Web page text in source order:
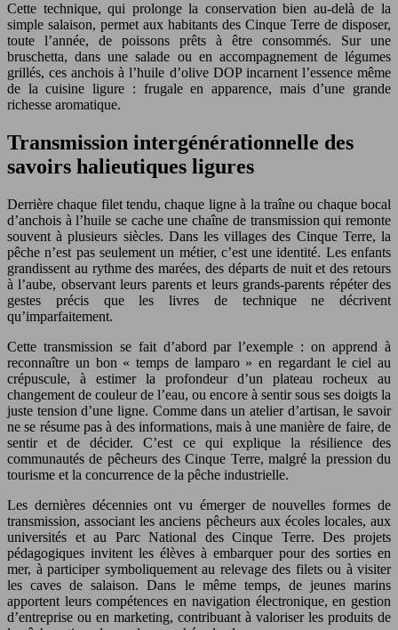
Cette technique, qui prolonge la conservation bien au-delà de la
simple salaison, permet aux habitants des Cinque Terre de disposer,
toute l’année, de poissons prêts à être consommés. Sur une
bruschetta, dans une salade ou en accompagnement de légumes
grillés, ces anchois à l’huile d’olive DOP incarnent l’essence même
de la cuisine ligure : frugale en apparence, mais d’une grande
richesse aromatique.
Transmission intergénérationnelle des
savoirs halieutiques ligures
Derrière chaque filet tendu, chaque ligne à la traîne ou chaque bocal
d’anchois à l’huile se cache une chaîne de transmission qui remonte
souvent à plusieurs siècles. Dans les villages des Cinque Terre, la
pêche n’est pas seulement un métier, c’est une identité. Les enfants
grandissent au rythme des marées, des départs de nuit et des retours
à l’aube, observant leurs parents et leurs grands-parents répéter des
gestes précis que les livres de technique ne décrivent
qu’imparfaitement.
Cette transmission se fait d’abord par l’exemple : on apprend à
reconnaître un bon « temps de lamparo » en regardant le ciel au
crépuscule, à estimer la profondeur d’un plateau rocheux au
changement de couleur de l’eau, ou encore à sentir sous ses doigts la
juste tension d’une ligne. Comme dans un atelier d’artisan, le savoir
ne se résume pas à des informations, mais à une manière de faire, de
sentir et de décider. C’est ce qui explique la résilience des
communautés de pêcheurs des Cinque Terre, malgré la pression du
tourisme et la concurrence de la pêche industrielle.
Les dernières décennies ont vu émerger de nouvelles formes de
transmission, associant les anciens pêcheurs aux écoles locales, aux
universités et au Parc National des Cinque Terre. Des projets
pédagogiques invitent les élèves à embarquer pour des sorties en
mer, à participer symboliquement au relevage des filets ou à visiter
les caves de salaison. Dans le même temps, de jeunes marins
apportent leurs compétences en navigation électronique, en gestion
d’entreprise ou en marketing, contribuant à valoriser les produits de